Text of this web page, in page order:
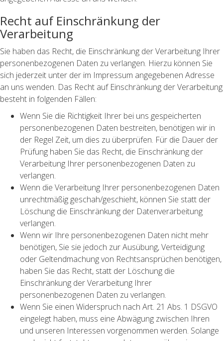
Recht auf Einschränkung der
Verarbeitung
Sie haben das Recht, die Einschränkung der Verarbeitung Ihrer
personenbezogenen Daten zu verlangen. Hierzu können Sie
sich jederzeit unter der im Impressum angegebenen Adresse
an uns wenden. Das Recht auf Einschränkung der Verarbeitung
besteht in folgenden Fällen:
Wenn Sie die Richtigkeit Ihrer bei uns gespeicherten
personenbezogenen Daten bestreiten, benötigen wir in
der Regel Zeit, um dies zu überprüfen. Für die Dauer der
Prüfung haben Sie das Recht, die Einschränkung der
Verarbeitung Ihrer personenbezogenen Daten zu
verlangen.
Wenn die Verarbeitung Ihrer personenbezogenen Daten
unrechtmäßig geschah/geschieht, können Sie statt der
Löschung die Einschränkung der Datenverarbeitung
verlangen.
Wenn wir Ihre personenbezogenen Daten nicht mehr
benötigen, Sie sie jedoch zur Ausübung, Verteidigung
oder Geltendmachung von Rechtsansprüchen benötigen,
haben Sie das Recht, statt der Löschung die
Einschränkung der Verarbeitung Ihrer
personenbezogenen Daten zu verlangen.
Wenn Sie einen Widerspruch nach Art. 21 Abs. 1 DSGVO
eingelegt haben, muss eine Abwägung zwischen Ihren
und unseren Interessen vorgenommen werden. Solange